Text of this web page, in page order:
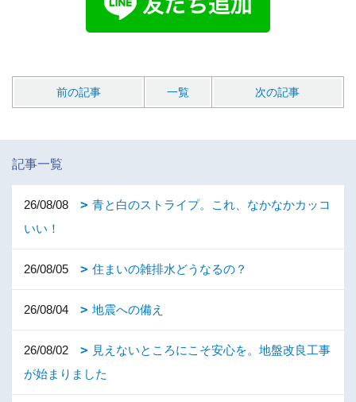
前の記事 一覧 次の記事
記事一覧
26/08/08
青と白のストライプ。これ、なかなかカッコ
いい！
26/08/05 住まいの雑排水どうなるの？
26/08/04 地震への備え
26/08/02
見えないところにこそ安心を。地盤改良工事
が始まりました